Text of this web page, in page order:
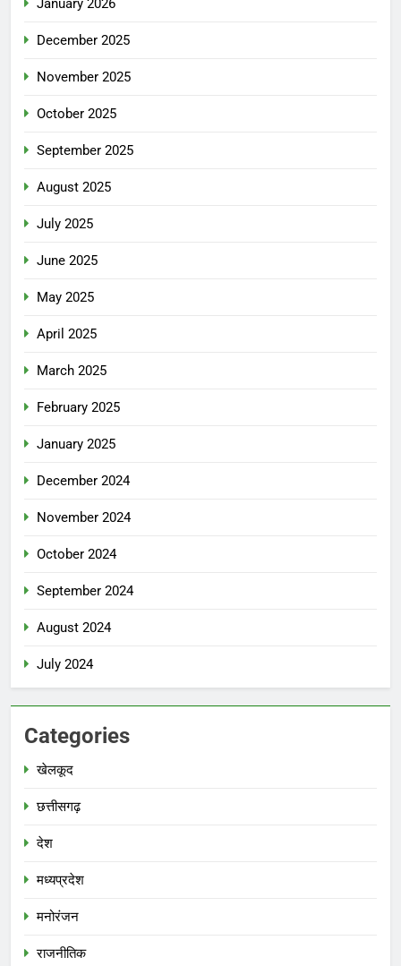
January 2026
December 2025
November 2025
October 2025
September 2025
August 2025
July 2025
June 2025
May 2025
April 2025
March 2025
February 2025
January 2025
December 2024
November 2024
October 2024
September 2024
August 2024
July 2024
Categories
खेलकूद
छत्तीसगढ़
देश
मध्‍यप्रदेश
मनोरंजन
राजनीतिक